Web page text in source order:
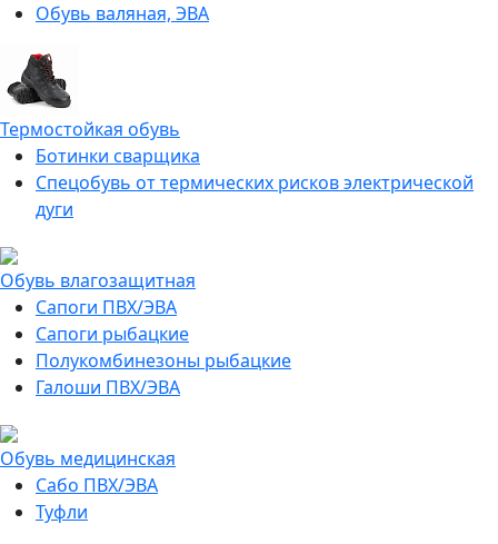
Обувь валяная, ЭВА
Термостойкая обувь
Ботинки сварщика
Спецобувь от термических рисков электрической
дуги
Обувь влагозащитная
Сапоги ПВХ/ЭВА
Сапоги рыбацкие
Полукомбинезоны рыбацкие
Галоши ПВХ/ЭВА
Обувь медицинская
Сабо ПВХ/ЭВА
Туфли